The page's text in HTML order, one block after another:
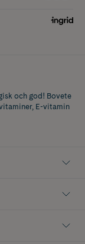
och god! Bovete
E-vitamin